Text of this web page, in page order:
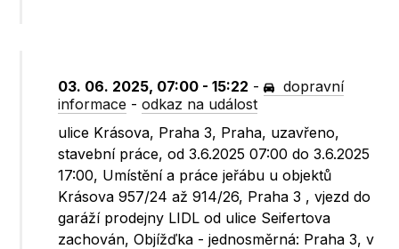
03. 06. 2025, 07:00 - 15:22 -
dopravní
informace -odkaz na událost
ulice Krásova, Praha 3, Praha, uzavřeno,
stavební práce, od 3.6.2025 07:00 do 3.6.2025
17:00, Umístění a práce jeřábu u objektů
Krásova 957/24 až 914/26, Praha 3 , vjezd do
garáží prodejny LIDL od ulice Seifertova
zachován, Objížďka - jednosměrná: Praha 3, v